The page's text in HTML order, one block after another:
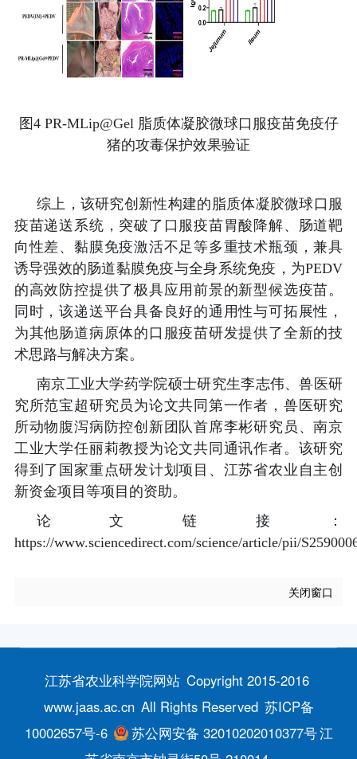
图 4 PR-MLip@Gel脂质体凝胶微球口服疫苗免疫仔
猪的攻毒保护效果验证
综上，该研究创新性构建的脂质体凝胶微球口服
疫苗递送系统，突破了口服疫苗胃酸降解、肠道靶
向性差、黏膜免疫激活不足等多重技术瓶颈，兼具
诱导强效的肠道黏膜免疫与全身系统免疫，为PEDV
的高效防控提供了极具应用前景的新型候选疫苗。
同时，该递送平台具备良好的通用性与可拓展性，
为其他肠道病原体的口服疫苗研发提供了全新的技
术思路与解决方案。
南京工业大学药学院硕士研究生李志伟、兽医研
究所范宝超研究员为论文共同第一作者，兽医研究
所动物腹泻病防控创新团队首席李彬研究员、南京
工业大学任丽莉教授为论文共同通讯作者。该研究
得到了国家重点研发计划项目、江苏省农业自主创
新资金项目等项目的资助。
论文链接：
https://www.sciencedirect.com/science/article/pii/
关闭窗口
江苏省农业科学院网站 Copyright 2015-2016
www.jaas.ac.cn All Rights Reserved 苏ICP备
10002657号-6
苏公网安备 32010202010377号江